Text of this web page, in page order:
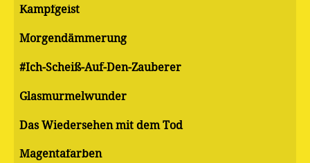
Kampfgeist
Morgendämmerung
#Ich-Scheiß-Auf-Den-Zauberer
Glasmurmelwunder
Das Wiedersehen mit dem Tod
Magentafarben